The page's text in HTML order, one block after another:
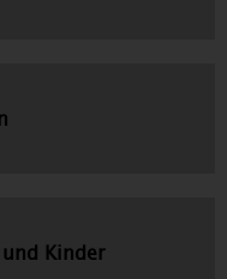
Kinder